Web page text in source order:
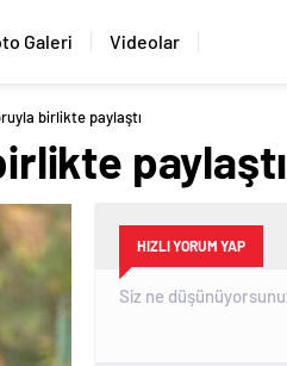
Galeri Videolar
birlikte paylaştı
paylaştı
HIZLI YORUM YAP